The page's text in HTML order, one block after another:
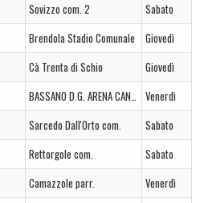
Sovizzo com. 2
Sabato
Brendola Stadio Comunale
Giovedì
Cà Trenta di Schio
Giovedì
BASSANO D.G. ARENA CANEVA Venerdì
Sarcedo Dall'Orto com.
Sabato
Rettorgole com.
Sabato
Camazzole parr.
Venerdì